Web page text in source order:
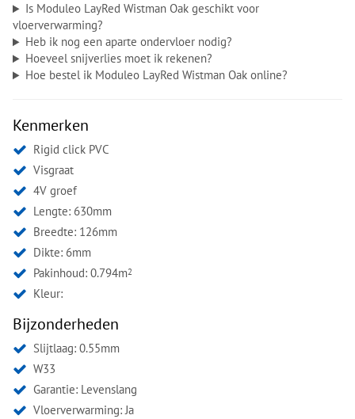
Is Moduleo LayRed Wistman Oak geschikt voor
vloerverwarming?
Heb ik nog een aparte ondervloer nodig?
Hoeveel snijverlies moet ik rekenen?
Hoe bestel ik Moduleo LayRed Wistman Oak online?
Kenmerken
Rigid click PVC
Visgraat
4V groef
Lengte: 630mm
Breedte: 126mm
Dikte: 6mm
Pakinhoud: 0.794m2
Kleur:
Bijzonderheden
Slijtlaag: 0.55mm
W33
Garantie: Levenslang
Vloerverwarming: Ja